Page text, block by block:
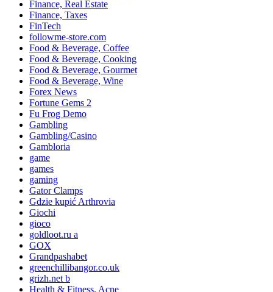
Finance, Real Estate
Finance, Taxes
FinTech
followme-store.com
Food & Beverage, Coffee
Food & Beverage, Cooking
Food & Beverage, Gourmet
Food & Beverage, Wine
Forex News
Fortune Gems 2
Fu Frog Demo
Gambling
Gambling/Casino
Gambloria
game
games
gaming
Gator Clamps
Gdzie kupić Arthrovia
Giochi
gioco
goldloot.ru a
GOX
Grandpashabet
greenchillibangor.co.uk
grizh.net b
Health & Fitness, Acne